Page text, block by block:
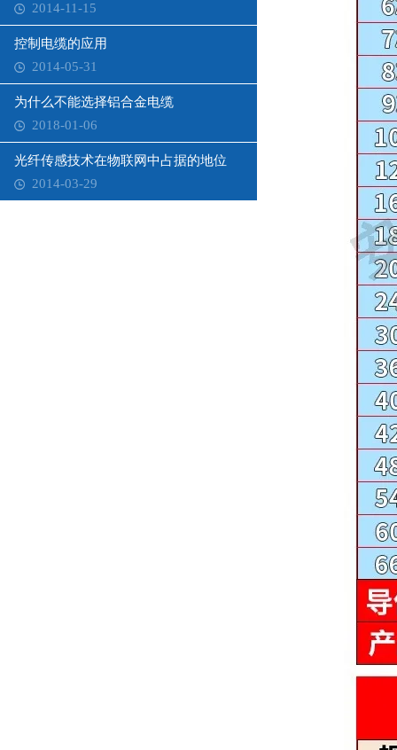
2014-11-15
控制电缆的应用
2014-05-31
为什么不能选择铝合金电缆
2018-01-06
光纤传感技术在物联网中占据的地位
2014-03-29